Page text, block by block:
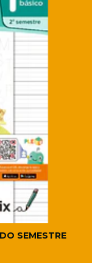
SEMESTRE